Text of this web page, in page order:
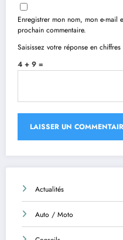
Enregistrer mon nom, mon e-mail
prochain commentaire.
Saisissez votre réponse en chiffres
4 + 9 =
Actualités
Auto / Moto